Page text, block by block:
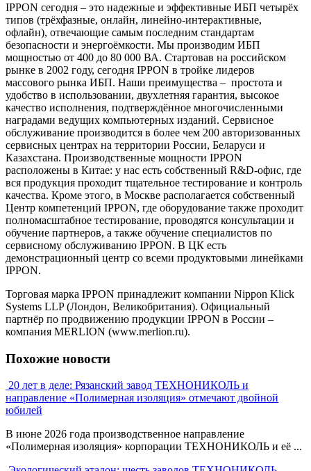
IPPON сегодня – это надежные и эффективные ИБП четырёх
типов (трёхфазные, онлайн, линейно-интерактивные,
офлайн), отвечающие самым последним стандартам
безопасности и энергоёмкости. Мы производим ИБП
мощностью от 400 до 80 000 ВА. Стартовав на российском
рынке в 2002 году, сегодня IPPON в тройке лидеров
массового рынка ИБП. Наши преимущества – простота и
удобство в использовании, двухлетняя гарантия, высокое
качество исполнения, подтверждённое многочисленными
наградами ведущих компьютерных изданий. Сервисное
обслуживание производится в более чем 200 авторизованных
сервисных центрах на территории России, Беларуси и
Казахстана. Производственные мощности IPPON
расположены в Китае: у нас есть собственный R&D-офис, где
вся продукция проходит тщательное тестирование и контроль
качества. Кроме этого, в Москве располагается собственный
Центр компетенций IPPON, где оборудование также проходит
полномасштабное тестирование, проводятся консультации и
обучение партнеров, а также обучение специалистов по
сервисному обслуживанию IPPON. В ЦК есть
демонстрационный центр со всеми продуктовыми линейками
IPPON.
Торговая марка IPPON принадлежит компании Nippon Klick
Systems LLP (Лондон, Великобритания). Официальный
партнёр по продвижению продукции IPPON в России –
компания MERLION (www.merlion.ru).
Похожие новости
20 лет в деле: Рязанский завод ТЕХНОНИКОЛЬ и
направление «Полимерная изоляция» отмечают двойной
юбилей
В июне 2026 года производственное направление
«Полимерная изоляция» корпорации ТЕХНОНИКОЛЬ и её ...